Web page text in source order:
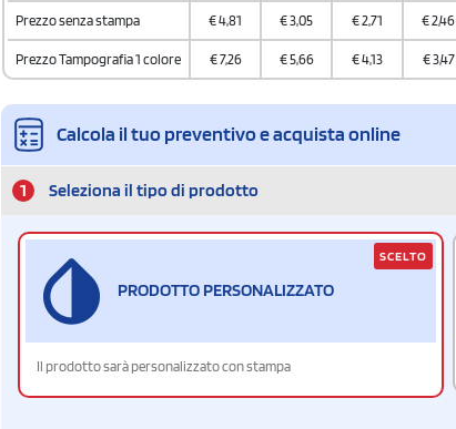
100
Prezzo senza stampa €4,81 €3,05 €2,71 €2,46
Prezzo Tampografia 1 colore €7,26 €5,66 €4,13 €3,47
Calcola il tuo preventivo e acquista online
1 Seleziona il tipo di prodotto
PRODOTTO PERSONALIZZATO
Il prodotto sarà personalizzato con stampa
SCELTO